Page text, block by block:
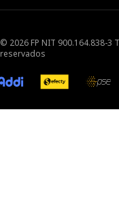
© 2026 FP NIT 900.164.838-3
reservados